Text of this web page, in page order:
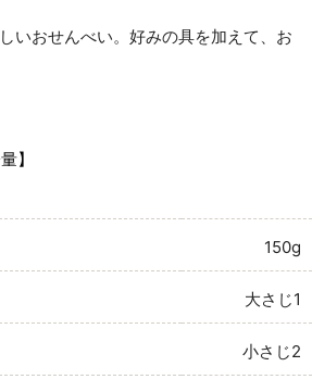
いおせんべい。好みの具を加えて、お
】
150g
大さじ1
小さじ2